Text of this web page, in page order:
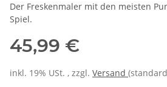
Der Freskenmaler mit den meisten
Spiel.
45,99 €
inkl. 19% USt. , zzgl. Versand